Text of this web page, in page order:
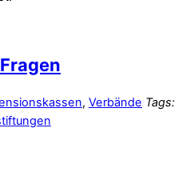
, Verbände Tags: